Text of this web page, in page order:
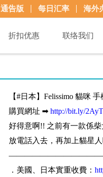
通告版 每日汇率 海外
折扣优惠 联络我们
【#日本】Felissimo 貓咪 手
購買網址 ➡ http://bit.ly/
好得意啊!! 之前有一款係
放電話入去，再加上貓星
．美國、日本實重收費：